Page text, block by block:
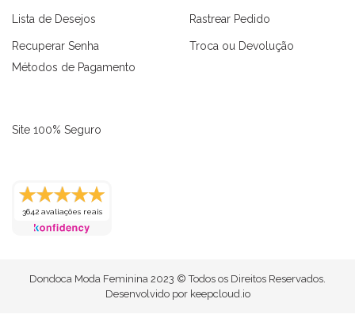
Macaquinhos
Lista de Desejos
Recuperar Senha
Rastrear Pedido
Troca ou Devolução
Métodos de Pagamento
Site 100% Seguro
3642 avaliações reais
Dondoca Moda Feminina 2023 © Todos os Direitos Reservados.
Desenvolvido por keepcloud.io